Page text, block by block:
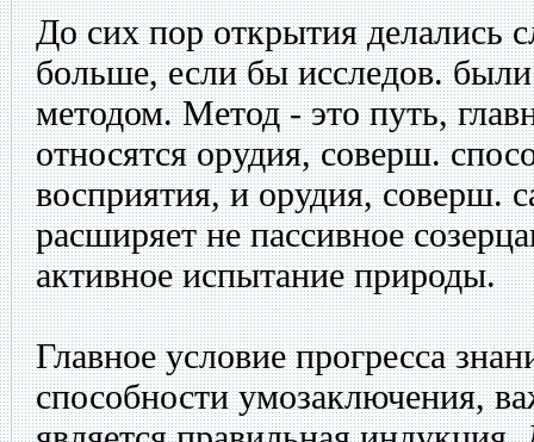
До сих пор открытия делались
больше, если бы исследов.
методом. Метод - это путь,
относятся орудия, соверш.
восприятия, и орудия, соверш.
расширяет не пассивное
активное испытание природы.
Главное условие прогресса
способности умозаключения,